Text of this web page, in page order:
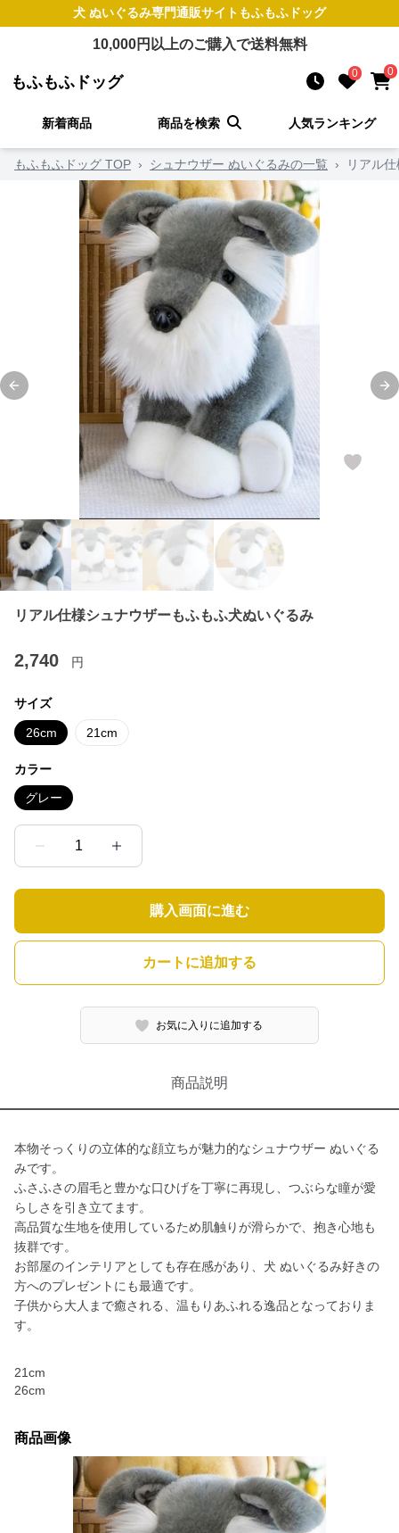
犬 ぬいぐるみ専門通販サイト もふもふドッグ
10,000円以上のご購入で送料無料
もふもふドッグ 0 0
新着商品 商品を検索 人気ランキング
もふもふドッグ TOP › シュナウザー ぬいぐるみの一覧 › リアル
Previous slide
リアル仕様シュナウザーもふもふ犬ぬいぐるみ
2,740 円
サイズ
26cm 21cm
カラー
グレー
1
購入画面に進む
カートに追加する
お気に入りに追加する
商品説明
本物そっくりの立体的な顔立ちが魅力的なシュナウザー ぬいぐる
みです。
ふさふさの眉毛と豊かな口ひげを丁寧に再現し、つぶらな瞳が愛
らしさを引き立てます。
高品質な生地を使用しているため肌触りが滑らかで、抱き心地も
抜群です。
お部屋のインテリアとしても存在感があり、犬 ぬいぐるみ好きの
方へのプレゼントにも最適です。
子供から大人まで癒される、温もりあふれる逸品となっておりま
す。
21cm
26cm
商品画像